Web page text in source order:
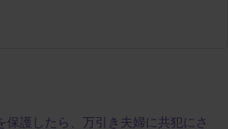
保護したら、万引き夫婦に共犯にさ